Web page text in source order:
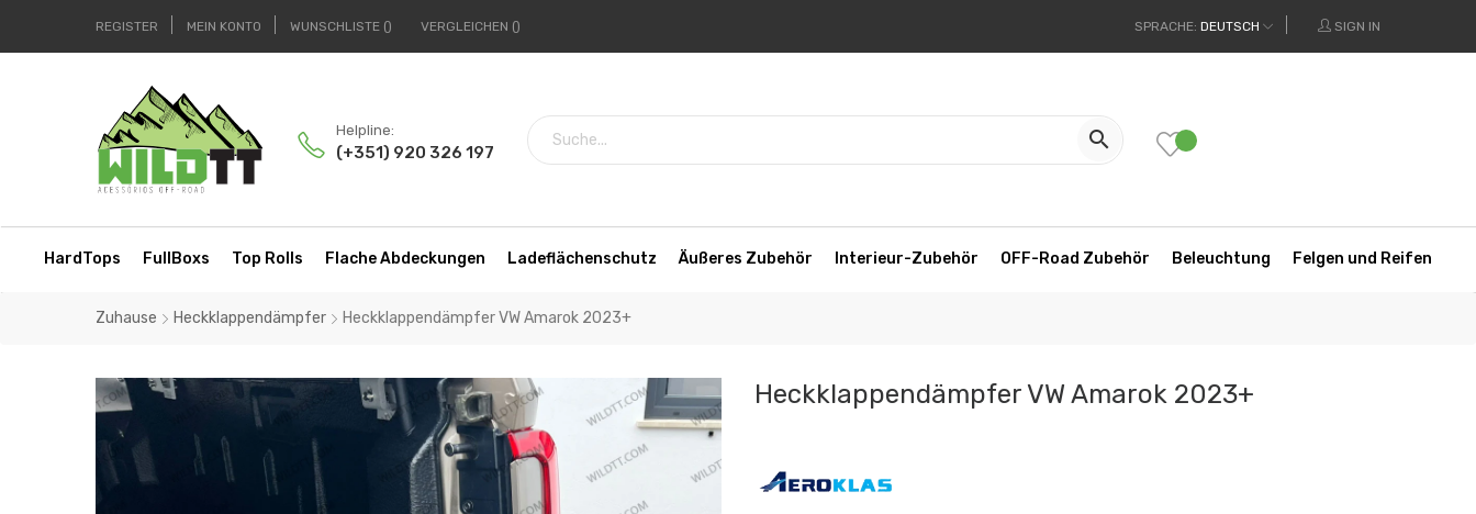
REGISTER MEIN KONTO WUNSCHLISTE VERGLEICHEN SPRACHE: DEUTSCH SIGN IN
Helpline:
(+351) 920 326 197

HardTops FullBoxs Top Rolls Flache Abdeckungen Ladeflächenschutz Äußeres Zubehör Interieur-Zubehör OFF-Road Zubehör Beleuchtung Felgen und Reifen
Zuhause Heckklappendämpfer Heckklappendämpfer VW Amarok 2023+
Heckklappendämpfer VW Amarok 2023+